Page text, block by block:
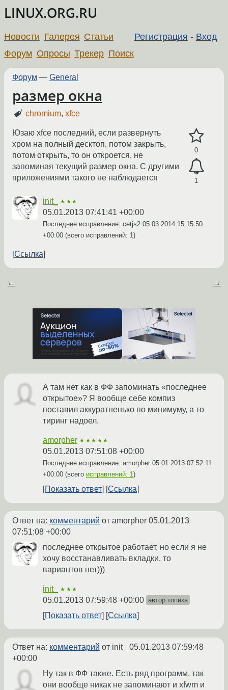
LINUX.ORG.RU
Регистрация - Вход
Новости Галерея Статьи
Форум Опросы Трекер Поиск
Форум — General
размер окна
chromium,xfce
0
1
Юзаю xfce последний, если развернуть
хром на полный десктоп, потом закрыть,
потом открыть, то он откроется, не
запоминая текущий размер окна. С другими
приложениями такого не наблюдается
init_ ★★★
05.01.2013 07:41:41 +00:00
Последнее исправление: cetjs2 05.03.2014 15:15:50
+00:00 (всего исправлений: 1)
Ссылка
← →
А там нет как в ФФ запоминать «последнее
открытое»? Я вообще себе компиз
поставил аккуратненько по минимуму, а то
тиринг надоел.
amorpher ★★★★★
05.01.2013 07:51:08 +00:00
Последнее исправление: amorpher 05.01.2013 07:52:11
+00:00 (всего исправлений: 1)
Показать ответ Ссылка
Ответ на: комментарий от amorpher 05.01.2013
07:51:08 +00:00
последнее открытое работает, но если я не
хочу восстанавливать вкладки, то
вариантов нет)))
init_ ★★★
05.01.2013 07:59:48 +00:00 автор топика
Показать ответ Ссылка
Ответ на: комментарий от init_ 05.01.2013 07:59:48
+00:00
Ну так в ФФ также. Есть ряд программ, так
они вообще никак не запоминают и xfwm и